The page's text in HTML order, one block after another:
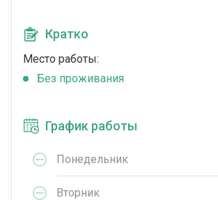
Кратко
Место работы:
Без проживания
График работы
Понедельник
Вторник